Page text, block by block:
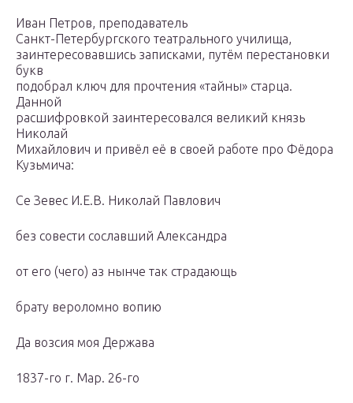
Иван Петров, преподаватель
Санкт-Петербургского театрального училища,
заинтересовавшись записками, путём перестановки
букв
подобрал ключ для прочтения «тайны» старца.
Данной
расшифровкой заинтересовался великий князь
Николай
Михайлович и привёл её в своей работе про Фёдора
Кузьмича:
Се Зевес И.Е.В. Николай Павлович
без совести сославший Александра
от его (чего) аз нынче так страдающь
брату вероломно вопию
Да возсия моя Держава
1837-го г. Мар. 26-го